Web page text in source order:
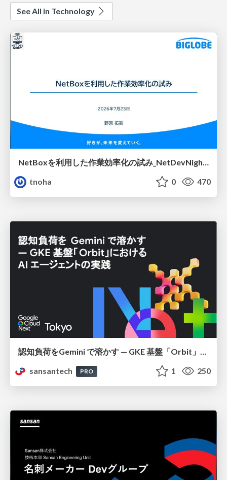
See All in Technology
NetBoxを利用した作業効率化の試み_NetDevNight4
tnoha
0 470
sansantech
PRO 1 250